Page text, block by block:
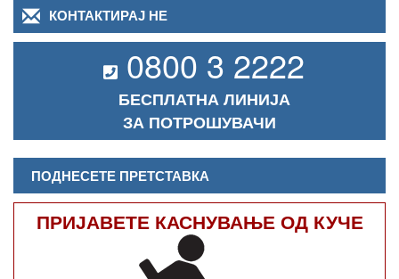
КОНТАКТИРАЈ НЕ
0800 3 2222
БЕСПЛАТНА ЛИНИЈА
ЗА ПОТРОШУВАЧИ
ПОДНЕСЕТЕ ПРЕТСТАВКА
ПРИЈАВЕТЕ КАСНУВАЊЕ ОД КУЧЕ